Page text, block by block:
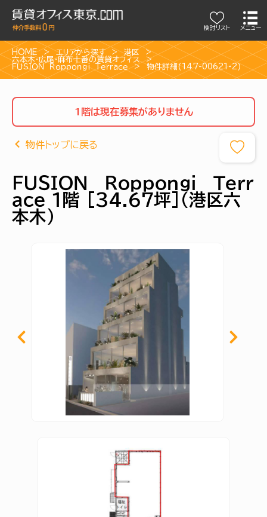
検討リスト メニュー
HOME エリアから探す
港区
六本木・広尾・麻布十番の賃貸オフィス
ＦＵＳＩＯＮ Ｒｏｐｐｏｎｇｉ Ｔｅｒｒａｃｅ
物件詳細(147-00621-2)
1階は現在募集がありません
物件トップに戻る
ＦＵＳＩＯＮ Ｒｏｐｐｏｎｇｉ Ｔｅｒｒ
ａｃｅ 1階 [34.67坪]（港区六
本木）